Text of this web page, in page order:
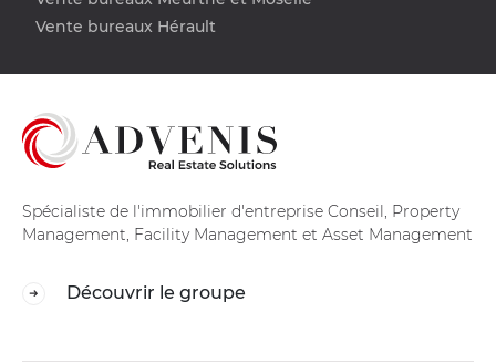
Vente bureaux Hérault
Spécialiste de l'immobilier d'entreprise Conseil, Property
Management, Facility Management et Asset Management
Découvrir le groupe